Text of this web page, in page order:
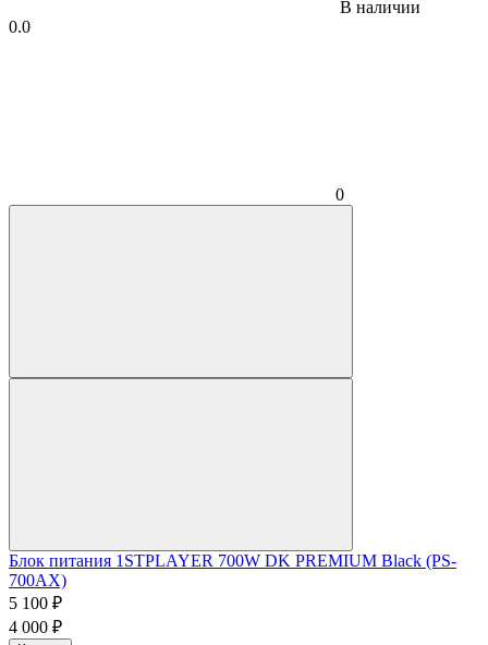
В наличии
0.0
0
Блок питания 1STPLAYER 700W DK PREMIUM Black (PS-
700AX)
5 100 ₽
4 000 ₽